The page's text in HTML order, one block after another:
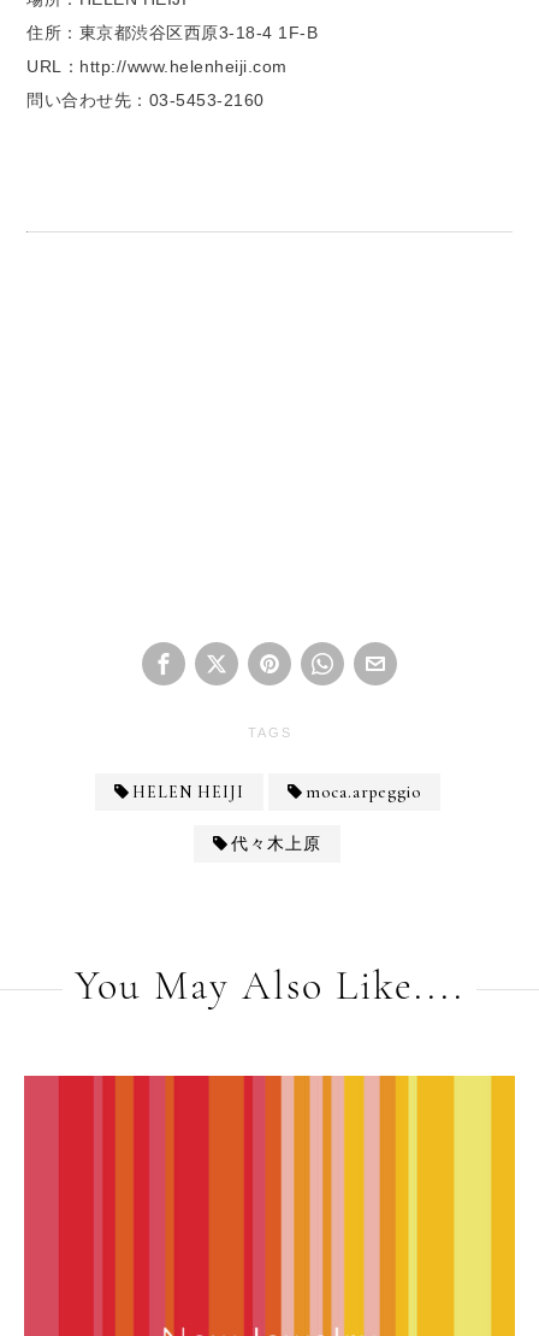
住所：東京都渋谷区西原3-18-4 1F-B
URL：http://www.helenheiji.com
問い合わせ先：03-5453-2160
TAGS
HELEN HEIJI moca.arpeggio
代々木上原
You May Also Like....